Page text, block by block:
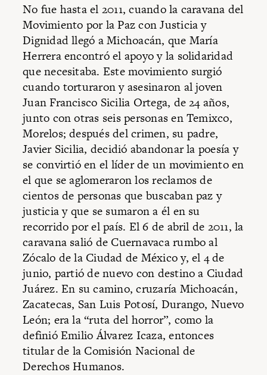
No fue hasta el 2011, cuando la caravana del
Movimiento por la Paz con Justicia y
Dignidad llegó a Michoacán, que María
Herrera encontró el apoyo y la solidaridad
que necesitaba. Este movimiento surgió
cuando torturaron y asesinaron al joven
Juan Francisco Sicilia Ortega, de 24 años,
junto con otras seis personas en Temixco,
Morelos; después del crimen, su padre,
Javier Sicilia, decidió abandonar la poesía y
se convirtió en el líder de un movimiento en
el que se aglomeraron los reclamos de
cientos de personas que buscaban paz y
justicia y que se sumaron a él en su
recorrido por el país. El 6 de abril de 2011, la
caravana salió de Cuernavaca rumbo al
Zócalo de la Ciudad de México y, el 4 de
junio, partió de nuevo con destino a Ciudad
Juárez. En su camino, cruzaría Michoacán,
Zacatecas, San Luis Potosí, Durango, Nuevo
León; era la “ruta del horror”, como la
definió Emilio Álvarez Icaza, entonces
titular de la Comisión Nacional de
Derechos Humanos.